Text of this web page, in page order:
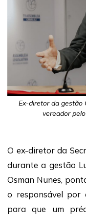
Ex-diretor da gestão
vereador
O ex-diretor da
durante a gestão
Osman Nunes,
o responsável por
para que um